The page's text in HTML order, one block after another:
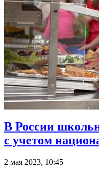
В России
с учетом
2 мая 2023, 10:45